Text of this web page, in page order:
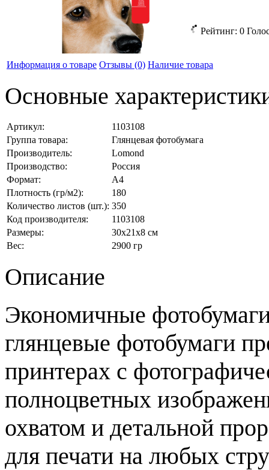
Рейтинг: 0
Информация о товаре Отзывы (0) Наличие товара
Основные
Артикул:
1103108
Группа товара:
Глянцевая фотобумага
Производитель:
Lomond
Производство:
Россия
Формат:
А4
Плотность (гр/м2):
180
Количество листов (шт.): 350
Код производителя:
1103108
Размеры:
30x21x8 см
Вес:
2900 гр
Описание
Экономичные
глянцевые фотобумаги
принтерах с
полноцветных
охватом и детальной
для печати на любых